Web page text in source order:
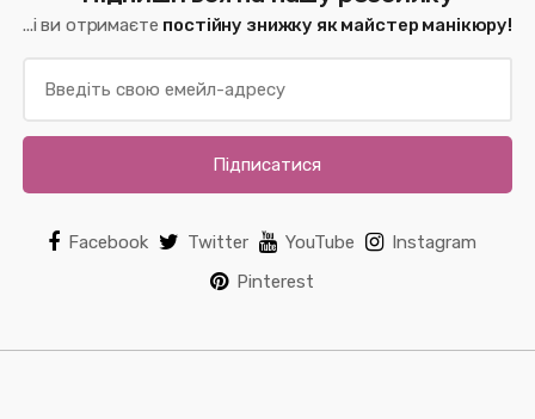
...і ви отримаєте постійну знижку як майстер манікюру!
Підписатися
Facebook Twitter YouTube
Instagram
Pinterest